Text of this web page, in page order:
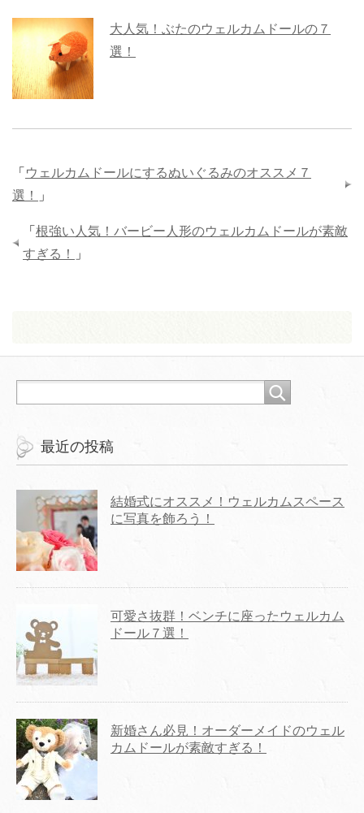
大人気！ぶたのウェルカムドールの７
選！
「 ウェルカムドールにするぬいぐるみのオススメ７
選！
」
「 根強い人気！バービー人形のウェルカムドールが素敵
すぎる！
」
最近の投稿
結婚式にオススメ！ウェルカムスペース
に写真を飾ろう！
可愛さ抜群！ベンチに座ったウェルカム
ドール７選！
新婚さん必見！オーダーメイドのウェル
カムドールが素敵すぎる！